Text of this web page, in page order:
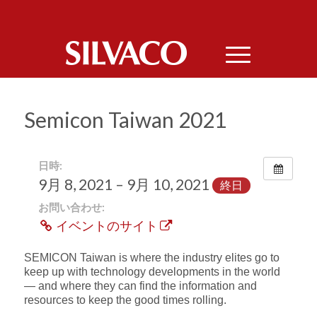
Semicon Taiwan 2021
日時:
9月 8, 2021 – 9月 10, 2021 終日
お問い合わせ:
イベントのサイト
SEMICON Taiwan is where the industry elites go to
keep up with technology developments in the world
— and where they can find the information and
resources to keep the good times rolling.